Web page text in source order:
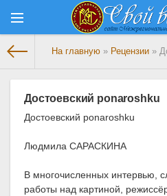
На главную » Рецензии »
Достоевский ponaroshku
Достоевский ponaroshku
Людмила САРАСКИНА
В многочисленных интервью,
работы над картиной,